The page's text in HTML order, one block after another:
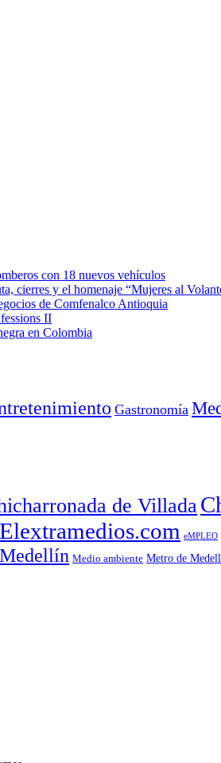
con 18 nuevos vehículos
cierres y el homenaje “Mujeres al
de Comfenalco Antioquia
II
en Colombia
Gastronomía
de Villada
Elextramedios.com eMPLEO
Medellín Medio ambiente Metro de